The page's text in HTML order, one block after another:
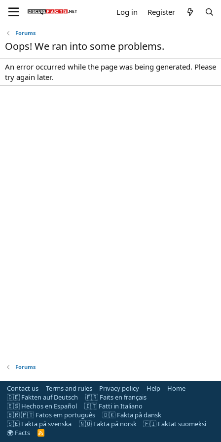
Log in Register
Forums
Oops! We ran into some problems.
An error occurred while the page was being generated. Please
try again later.
Forums
Contact us Terms and rules Privacy policy Help
Home
🇩🇪 Fakten auf Deutsch
🇫🇷 Faits en français
🇪🇸 Hechos en Español
🇮🇹 Fatti in Italiano
🇧🇷 🇵🇹 Fatos em português
🇩🇰 Fakta på dansk
🇸🇪 Fakta på svenska
🇳🇴 Fakta på norsk
🇫🇮 Faktat suomeksi
🌍 Facts
R